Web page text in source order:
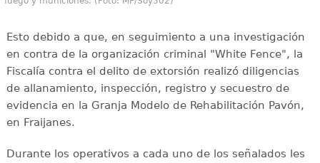
Esto debido a que, en seguimiento a una investigación
en contra de la organización criminal "White Fence", la
Fiscalía contra el delito de extorsión realizó diligencias
de allanamiento, inspección, registro y secuestro de
evidencia en la Granja Modelo de Rehabilitación Pavón,
en Fraijanes.
Durante los operativos a cada uno de los señalados les